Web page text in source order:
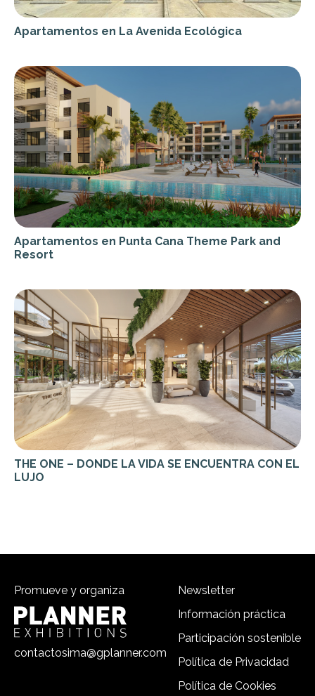
Apartamentos en La Avenida Ecológica
Apartamentos en Punta Cana Theme Park and
Resort
THE ONE – DONDE LA VIDA SE ENCUENTRA CON EL
LUJO
Promueve y organiza
contactosima@gplanner.com
Newsletter
Información práctica
Participación sostenible
Política de Privacidad
Política de Cookies